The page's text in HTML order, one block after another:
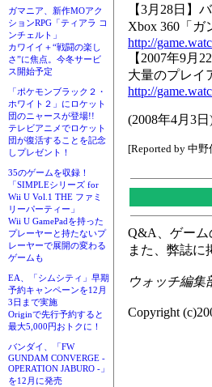
ガマニア、新作MOアク
ションRPG「ティアラ コ
ンチェルト」
カワイイ＋“戦闘の楽し
さ”に焦点。今冬サービ
ス開始予定
「ポケモンブラック２・
ホワイト２」にロケット
団のニャースが登場!!
テレビアニメでロケット
団が復活することを記念
しプレゼント！
35のゲームを収録！
「SIMPLEシリーズ for
Wii U Vol.1 THE ファミ
リーパーティー」
Wii U GamePadを持った
プレーヤーと持たないプ
レーヤーで展開の変わる
ゲームも
EA、「シムシティ」早期
予約キャンペーンを12月
3日まで実施
Originで先行予約すると
最大5,000円おトクに！
バンダイ、「FW
GUNDAM CONVERGE -
OPERATION JABURO -」
を12月に発売
【3月28日】
Xbox 360「ガ
http://
【2007年9月
大量のプレイ
http://
(2008年4月3日
[Reported by 中
Q&A、ゲーム
また、弊誌に
ウォッチ編集
Copyright